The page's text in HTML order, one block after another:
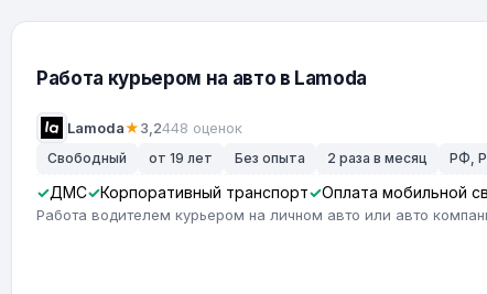
Работа курьером на авто в Lamoda
Lamoda★3,2448 оценок
Свободный от 19 лет Без опыта 2 раза в месяц РФ,
ДМС Корпоративный транспорт Оплата мобильной
Работа водителем курьером на личном авто или авто